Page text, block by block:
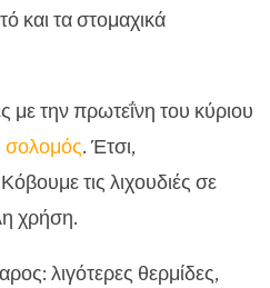
και τα στομαχικά
με την πρωτεΐνη του κύριου
σολομός. Έτσι,
τις λιχουδιές σε
χρήση.
λιγότερες θερμίδες,